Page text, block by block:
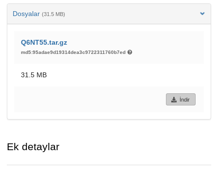
Dosyalar (31.5 MB)
Q6NT55.tar.gz
md5:95adae9d19314dea3c9722311760b7ed
31.5 MB
İndir
Ek detaylar